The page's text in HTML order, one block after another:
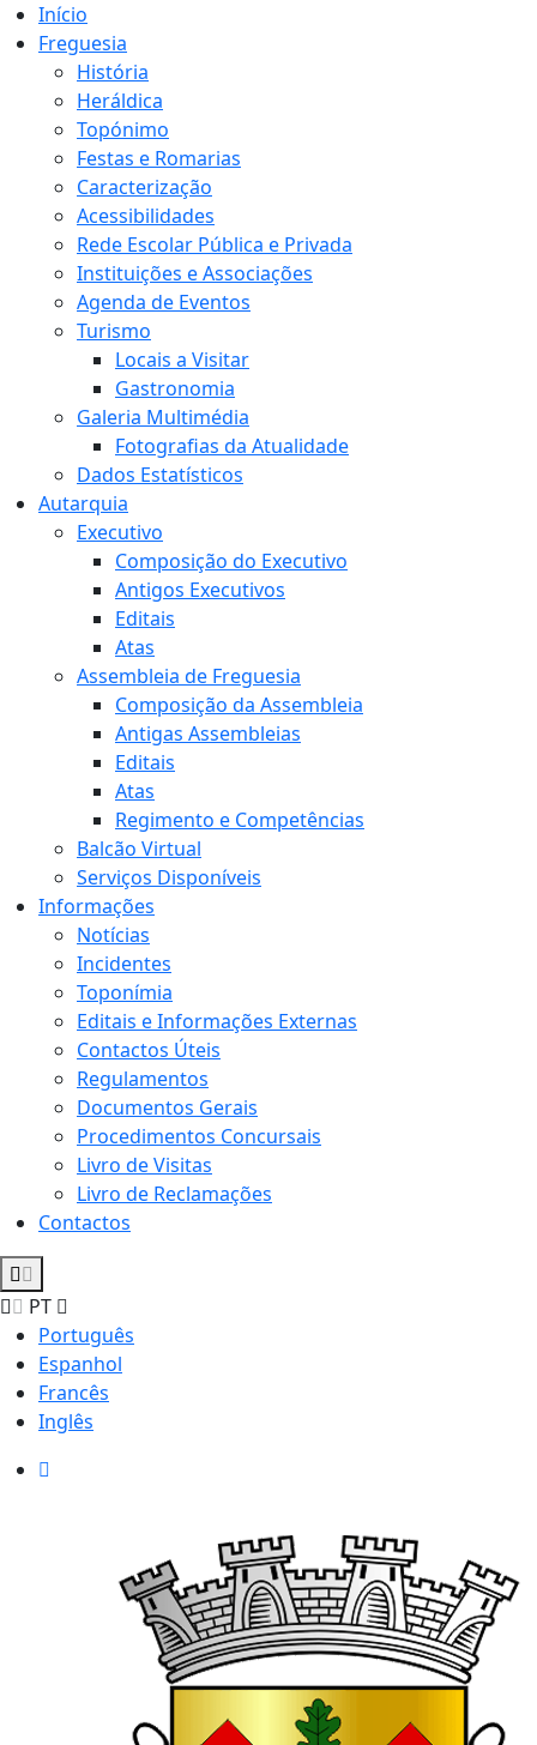
Início
Freguesia
História
Heráldica
Topónimo
Festas e Romarias
Caracterização
Acessibilidades
Rede Escolar Pública e Privada
Instituições e Associações
Agenda de Eventos
Turismo
Locais a Visitar
Gastronomia
Galeria Multimédia
Fotografias da Atualidade
Dados Estatísticos
Autarquia
Executivo
Composição do Executivo
Antigos Executivos
Editais
Atas
Assembleia de Freguesia
Composição da Assembleia
Antigas Assembleias
Editais
Atas
Regimento e Competências
Balcão Virtual
Serviços Disponíveis
Informações
Notícias
Incidentes
Toponímia
Editais e Informações Externas
Contactos Úteis
Regulamentos
Documentos Gerais
Procedimentos Concursais
Livro de Visitas
Livro de Reclamações
Contactos
PT
Português
Espanhol
Francês
Inglês